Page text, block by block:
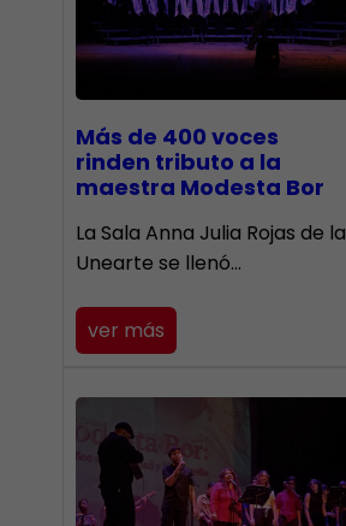
Más de 400 voces
rinden tributo a la
maestra Modesta Bor
​La Sala Anna Julia Rojas de la
Unearte se llenó…
ver más